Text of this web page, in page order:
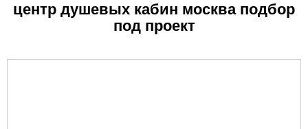
центр душевых кабин москва подбор
под проект